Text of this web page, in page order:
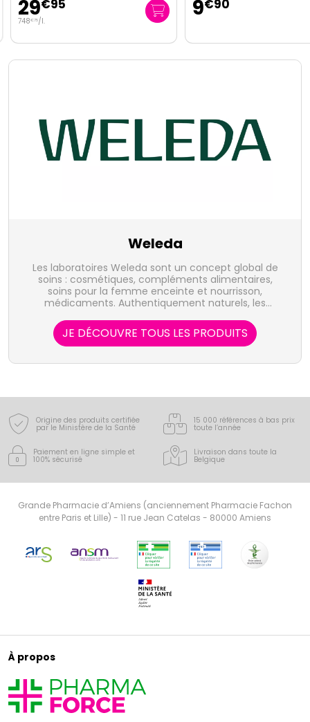
29€95
748€75/l. 9€90
Weleda
Les laboratoires Weleda sont un concept global de
soins : cosmétiques, compléments alimentaires,
soins pour la femme enceinte et nourrisson,
médicaments. Authentiquement naturels, les
vives qui stimulent les capacités de régulation et de
régénération de l'organisme.
JE DÉCOUVRE TOUS LES PRODUITS
Origine des produits certifiée
par le Ministère de la Santé
15 000 références à bas prix
toute l’année
Paiement en ligne simple et
100% sécurisé
Livraison dans toute la
Belgique
Grande Pharmacie d’Amiens (anciennement Pharmacie Fachon
entre Paris et Lille) - 11 rue Jean Catelas - 80000 Amiens
À propos